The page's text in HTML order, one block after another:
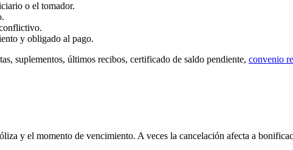
o el tomador.
y obligado al pago.
suplementos, últimos recibos, certificado de saldo pendiente, convenio
y el momento de vencimiento. A veces la cancelación afecta a